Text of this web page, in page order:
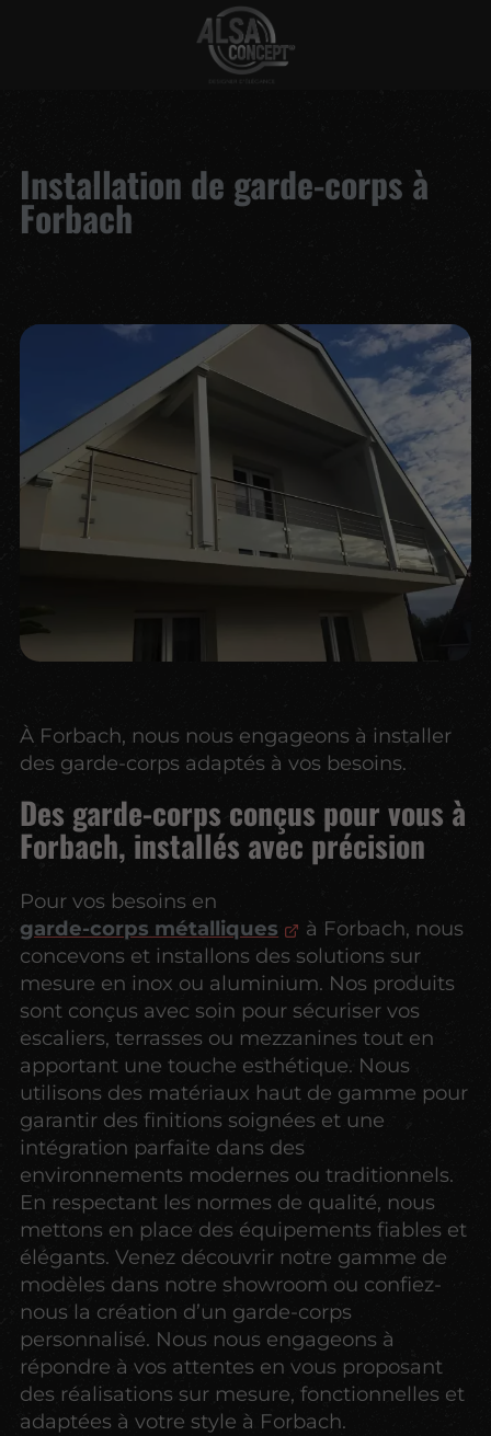
Installation de garde-corps à
Forbach
À Forbach, nous nous engageons à installer
des garde-corps adaptés à vos besoins.
Des garde-corps conçus pour vous à
Forbach, installés avec précision
Pour vos besoins en
garde-corps métalliques
à Forbach, nous
concevons et installons des solutions sur
mesure en inox ou aluminium. Nos produits
sont conçus avec soin pour sécuriser vos
escaliers, terrasses ou mezzanines tout en
apportant une touche esthétique. Nous
utilisons des matériaux haut de gamme pour
garantir des finitions soignées et une
intégration parfaite dans des
environnements modernes ou traditionnels.
En respectant les normes de qualité, nous
mettons en place des équipements fiables et
élégants. Venez découvrir notre gamme de
modèles dans notre showroom ou confiez-
nous la création d’un garde-corps
personnalisé. Nous nous engageons à
répondre à vos attentes en vous proposant
des réalisations sur mesure, fonctionnelles et
adaptées à votre style à Forbach.